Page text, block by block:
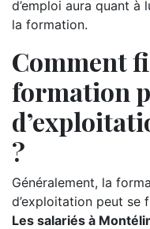
d’emploi aura quant à
la formation.
Comment
formation
?
Généralement, la
d’exploitation peut se
Les salariés à